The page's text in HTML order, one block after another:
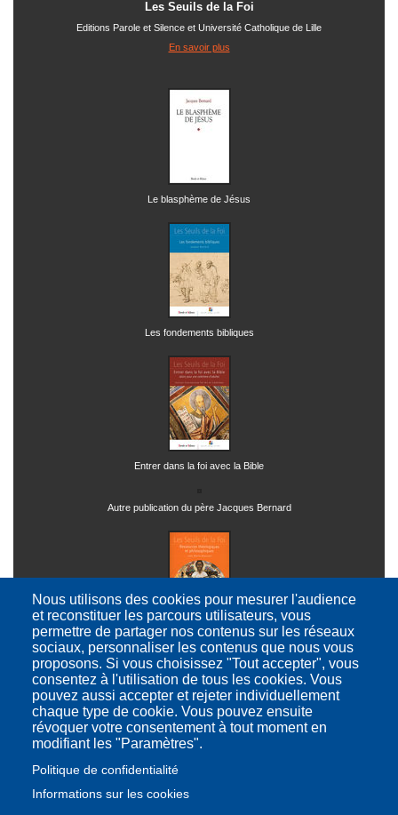
Les Seuils de la Foi
Editions Parole et Silence et Université Catholique de Lille
En savoir plus
Le blasphème de Jésus
Les fondements bibliques
Entrer dans la foi avec la Bible
Autre publication du père Jacques Bernard
Ressources théologiques et philosophiques
Contacts Conditions d'utilisation
© UCL - Mess'AJE 2014
Nous utilisons des cookies pour mesurer l'audience
et reconstituer les parcours utilisateurs, vous
permettre de partager nos contenus sur les réseaux
sociaux, personnaliser les contenus que nous vous
proposons. Si vous choisissez "Tout accepter", vous
consentez à l'utilisation de tous les cookies. Vous
pouvez aussi accepter et rejeter individuellement
chaque type de cookie. Vous pouvez ensuite
révoquer votre consentement à tout moment en
modifiant les "Paramètres".
Politique de confidentialité
Informations sur les cookies